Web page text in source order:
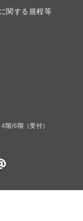
関する規程等
階/6階（受付）